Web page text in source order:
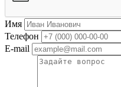
Имя
Телефон
E-mail